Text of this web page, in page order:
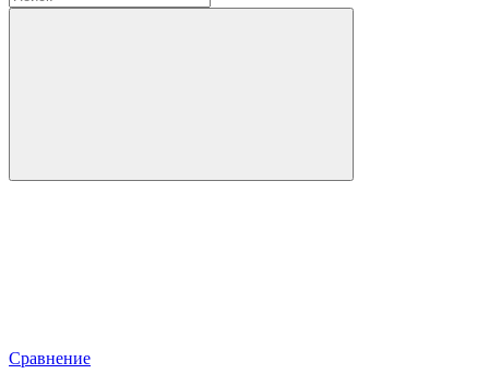
Сравнение